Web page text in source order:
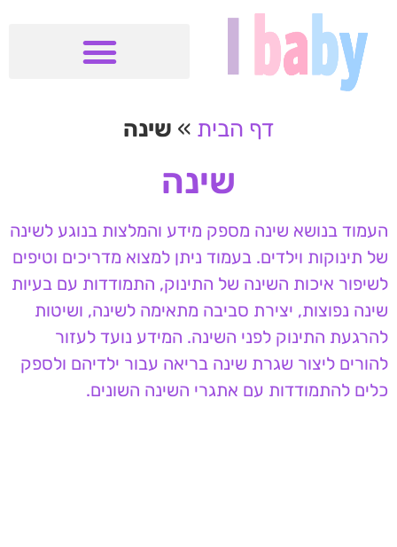
דף הבית » שינה
שינה
העמוד בנושא שינה מספק מידע והמלצות בנוגע לשינה
של תינוקות וילדים. בעמוד ניתן למצוא מדריכים וטיפים
לשיפור איכות השינה של התינוק, התמודדות עם בעיות
שינה נפוצות, יצירת סביבה מתאימה לשינה, ושיטות
להרגעת התינוק לפני השינה. המידע נועד לעזור
להורים ליצור שגרת שינה בריאה עבור ילדיהם ולספק
כלים להתמודדות עם אתגרי השינה השונים.